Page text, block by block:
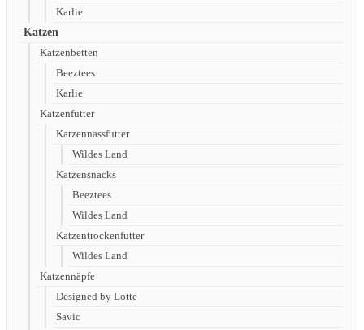
Karlie
Katzen
Katzenbetten
Beeztees
Karlie
Katzenfutter
Katzennassfutter
Wildes Land
Katzensnacks
Beeztees
Wildes Land
Katzentrockenfutter
Wildes Land
Katzennäpfe
Designed by Lotte
Savic